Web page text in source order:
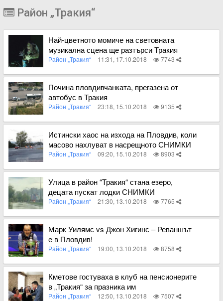
Район „Тракия“
Най-цветното момиче на световната
музикална сцена ще разтърси Тракия
Район „Тракия“ 11:31, 17.10.2018 7743
Вижте пълното съдържание
Почина пловдивчанката, прегазена от
автобус в Тракия
Район „Тракия“ 23:18, 15.10.2018 9135
Вижте пълното съдържание
Истински хаос на изхода на Пловдив, коли
масово нахлуват в насрещното СНИМКИ
Район „Тракия“ 09:20, 15.10.2018 8903
Вижте пълното съдържание
Улица в район “Тракия“ стана езеро,
децата пускат лодки СНИМКИ
Район „Тракия“ 21:30, 13.10.2018 7765
Вижте пълното съдържание
Марк Уилямс vs Джон Хигинс – Реваншът
е в Пловдив!
Район „Тракия“ 19:00, 13.10.2018 8758
Вижте пълното съдържание
Кметове гостуваха в клуб на пенсионерите
в „Тракия“ за празника им
Район „Тракия“ 12:50, 13.10.2018 7507